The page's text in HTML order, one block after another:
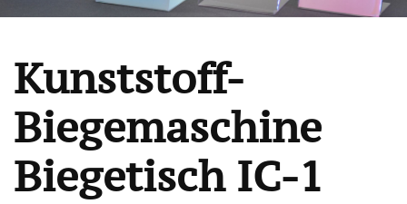
Kunststoff-
Biegemaschine
Biegetisch IC-1